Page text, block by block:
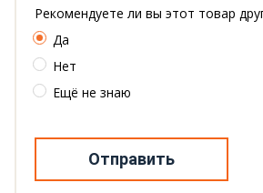
Рекомендуете ли вы этот товар
Да
Нет
Ещё не знаю
Отправить